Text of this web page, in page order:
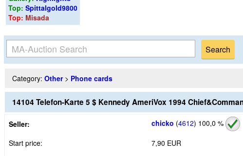
Top: Spittalgold9800
Top: Misada
Category: Other> Phone cards
14104 Telefon-Karte 5 $ Kennedy AmeriVox 1994
Seller: chicko (4612) 100,0 %
Start price:
7,90 EUR